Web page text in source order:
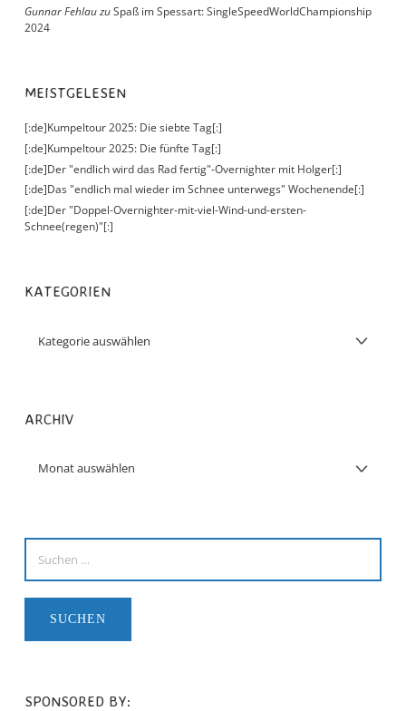
Gunnar FehlauzuSpaß im Spessart: SingleSpeedWorldChampionship
2024
MEISTGELESEN
[:de]Kumpeltour 2025: Die siebte Tag[:]
[:de]Kumpeltour 2025: Die fünfte Tag[:]
[:de]Der "endlich wird das Rad fertig"-Overnighter mit Holger[:]
[:de]Das "endlich mal wieder im Schnee unterwegs" Wochenende[:]
[:de]Der "Doppel-Overnighter-mit-viel-Wind-und-ersten-
Schnee(regen)"[:]
KATEGORIEN
ARCHIV
SPONSORED BY: